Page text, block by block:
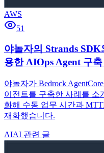
AWS
51
야놀자의 Strands
용한 AIOps Agent 구축
야놀자가 Bedrock
이전트를 구축한 사례를 소
화해 수동 업무 시간과
재화했습니다.
AIAI 관련 글